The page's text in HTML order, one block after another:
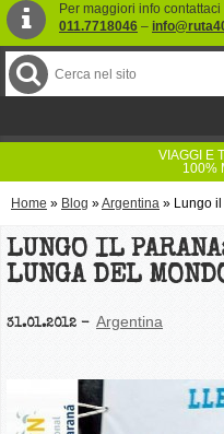
Per maggiori info contattaci
011.7718046 –
VIAGGI E
100%
Home » Blog »Argentina » Lungo
LUNGO IL
LUNGA DEL
31.01.2012 Argentina